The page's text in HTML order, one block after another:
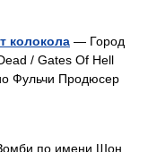
колокола — Город
/ Gates Of Hell
Фульчи Продюсер
по имени Шон